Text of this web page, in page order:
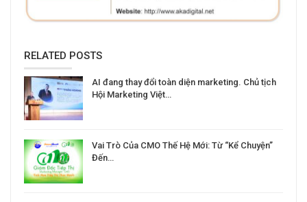
RELATED POSTS
AI đang thay đổi toàn diện marketing. Chủ tịch
Hội Marketing Việt…
Vai Trò Của CMO Thế Hệ Mới: Từ “Kể Chuyện”
Đến…